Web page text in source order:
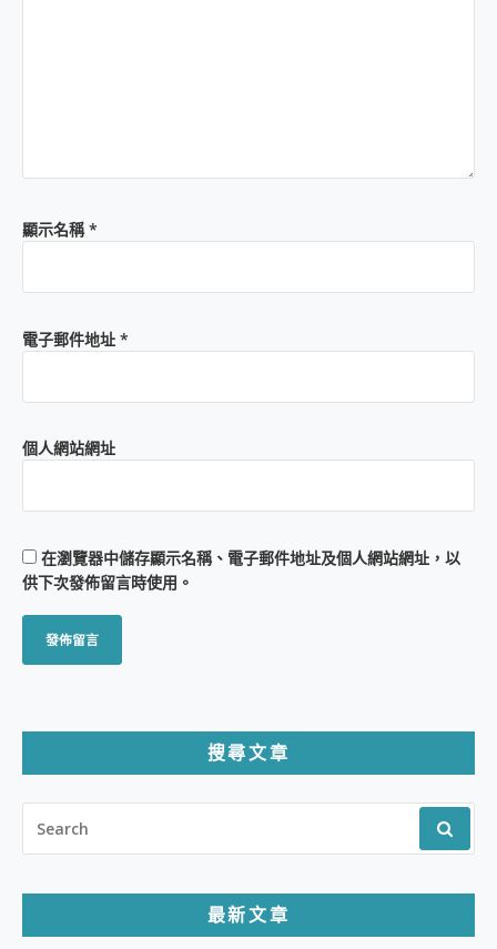
顯示名稱*
電子郵件地址 *
個人網站網址
在瀏覽器中儲存顯示名稱、電子郵件地址及個人網站網址，以
供下次發佈留言時使用。
搜尋文章
FOR:
最新文章